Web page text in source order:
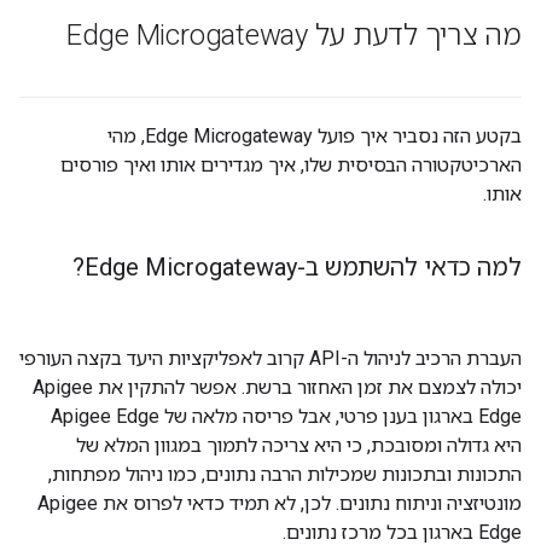
מה צריך לדעת על Edge Microgateway
בקטע הזה נסביר איך פועל Edge Microgateway, מהי
הארכיטקטורה הבסיסית שלו, איך מגדירים אותו ואיך פורסים
אותו.
למה כדאי להשתמש ב-Edge Microgateway?
העברת הרכיב לניהול ה-API קרוב לאפליקציות היעד בקצה העורפי
יכולה לצמצם את זמן האחזור ברשת. אפשר להתקין את Apigee
Edge בארגון בענן פרטי, אבל פריסה מלאה של Apigee Edge
היא גדולה ומסובכת, כי היא צריכה לתמוך במגוון המלא של
התכונות ובתכונות שמכילות הרבה נתונים, כמו ניהול מפתחות,
מונטיזציה וניתוח נתונים. לכן, לא תמיד כדאי לפרוס את Apigee
Edge בארגון בכל מרכז נתונים.